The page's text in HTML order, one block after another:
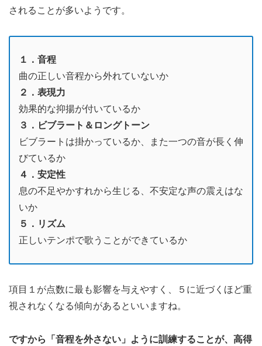
されることが多いようです。
１．音程
曲の正しい音程から外れていないか
２．表現力
効果的な抑揚が付いているか
３．ビブラート＆ロングトーン
ビブラートは掛かっているか、また一つの音が長く伸
びているか
４．安定性
息の不足やかすれから生じる、不安定な声の震えはな
いか
５．リズム
正しいテンポで歌うことができているか
項目１が点数に最も影響を与えやすく、５に近づくほど重
視されなくなる傾向があるといいますね。
ですから「音程を外さない」ように訓練することが、高得